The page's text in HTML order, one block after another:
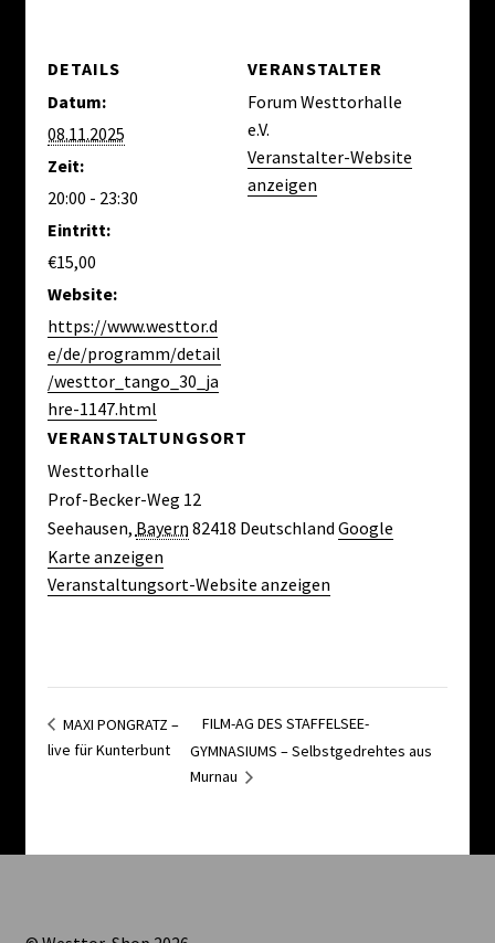
DETAILS
Datum:
08.11.2025
Zeit:
20:00 - 23:30
Eintritt:
€15,00
Website:
https://www.westtor.d
e/de/programm/detail
/westtor_tango_30_ja
hre-1147.html
VERANSTALTUNGSORT
Westtorhalle
Prof-Becker-Weg 12
Seehausen, Bayern 82418 Deutschland Google
Karte anzeigen
Veranstaltungsort-Website anzeigen
VERANSTALTER
Forum Westtorhalle
e.V.
Veranstalter-Website
anzeigen
MAXI PONGRATZ –
live für Kunterbunt
FILM-AG DES STAFFELSEE-
GYMNASIUMS – Selbstgedrehtes aus
Murnau